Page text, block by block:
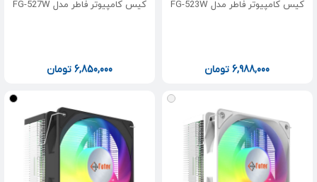
کیس کامپیوتر فاطر مدل FG-523W
6,988,000تومان
کیس کامپیوتر فاطر مدل FG-527W
6,850,000تومان